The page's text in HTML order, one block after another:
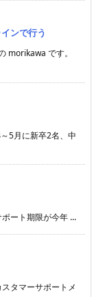
ンで行う
morikawa です。
5月に新卒2名、中
ート期限が今年 ...
タマーサポートメ